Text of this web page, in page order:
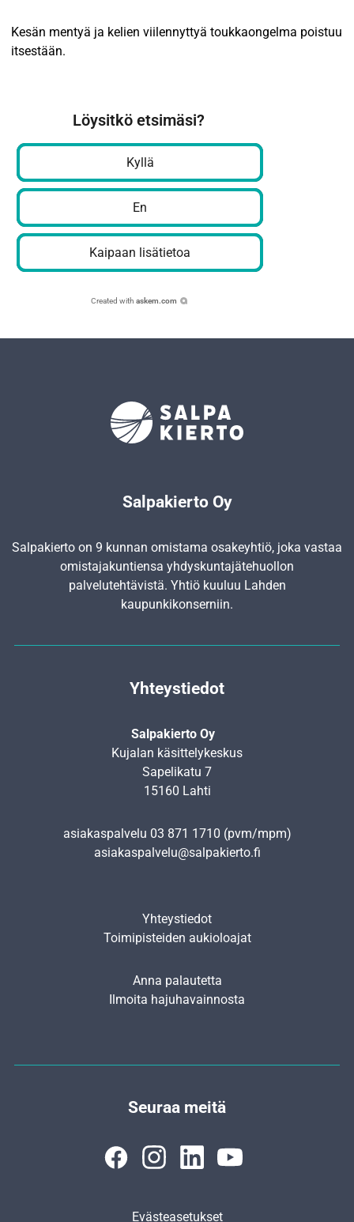
Kesän mentyä ja kelien viilennyttyä toukkaongelma poistuu
itsestään.
Löysitkö etsimäsi?
Kyllä
En
Kaipaan lisätietoa
Created with askem.com
Salpakierto Oy
Salpakierto on 9 kunnan omistama osakeyhtiö, joka vastaa
omistajakuntiensa yhdyskunta­jätehuollon
palvelutehtävistä. Yhtiö kuuluu Lahden
kaupunkikonserniin.
Yhteystiedot
Salpakierto Oy
Kujalan käsittelykeskus
Sapelikatu 7
15160 Lahti
asiakaspalvelu 03 871 1710 (pvm/mpm)
asiakaspalvelu@salpakierto.fi
Yhteystiedot
Toimipisteiden aukioloajat
Anna palautetta
Ilmoita hajuhavainnosta
Seuraa meitä
Evästeasetukset